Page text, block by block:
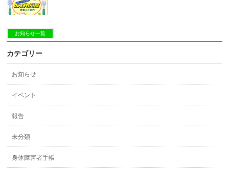
お知らせ一覧
カテゴリー
お知らせ
イベント
報告
未分類
身体障害者手帳